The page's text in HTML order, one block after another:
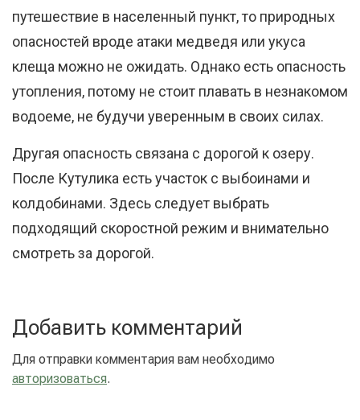
путешествие в населенный пункт, то природных
опасностей вроде атаки медведя или укуса
клеща можно не ожидать. Однако есть опасность
утопления, потому не стоит плавать в незнакомом
водоеме, не будучи уверенным в своих силах.
Другая опасность связана с дорогой к озеру.
После Кутулика есть участок с выбоинами и
колдобинами. Здесь следует выбрать
подходящий скоростной режим и внимательно
смотреть за дорогой.
Добавить комментарий
Для отправки комментария вам необходимо
авторизоваться.